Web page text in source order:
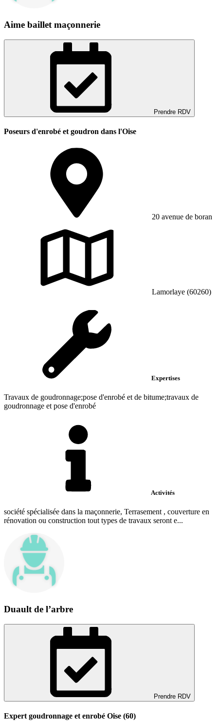
Aime baillet maçonnerie
Prendre RDV
Poseurs d'enrobé et goudron dans l'Oise
20 avenue de boran
Lamorlaye (60260)
Expertises
Travaux de goudronnage;pose d'enrobé et de bitume;travaux de
goudronnage et pose d'enrobé
Activités
société spécialisée dans la maçonnerie, Terrasement , couverture en
rénovation ou construction tout types de travaux seront e...
Duault de l’arbre
Prendre RDV
Expert goudronnage et enrobé Oise (60)